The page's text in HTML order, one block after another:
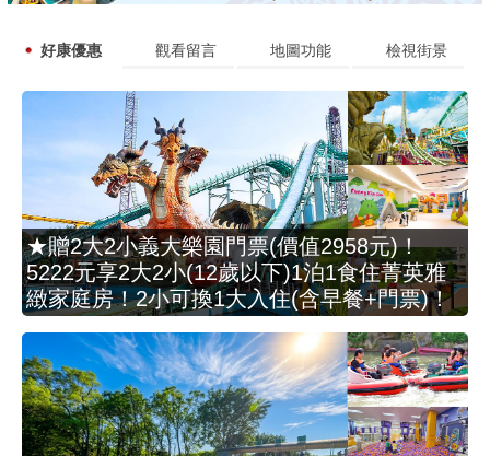
好康優惠 觀看留言 地圖功能 檢視街景
★贈2大2小義大樂園門票(價值2958元)！
5222元享2大2小(12歲以下)1泊1食住菁英雅
緻家庭房！2小可換1大入住(含早餐+門票)！